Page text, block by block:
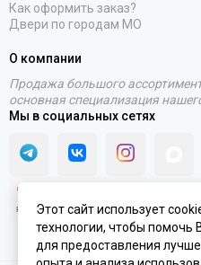
Как оформить заказ?
Двери по городам МО
О компании
Продажа большого
основная специализация
Мы в социальных сетях
Этот сайт использует
технологии, чтобы помочь
для предоставления